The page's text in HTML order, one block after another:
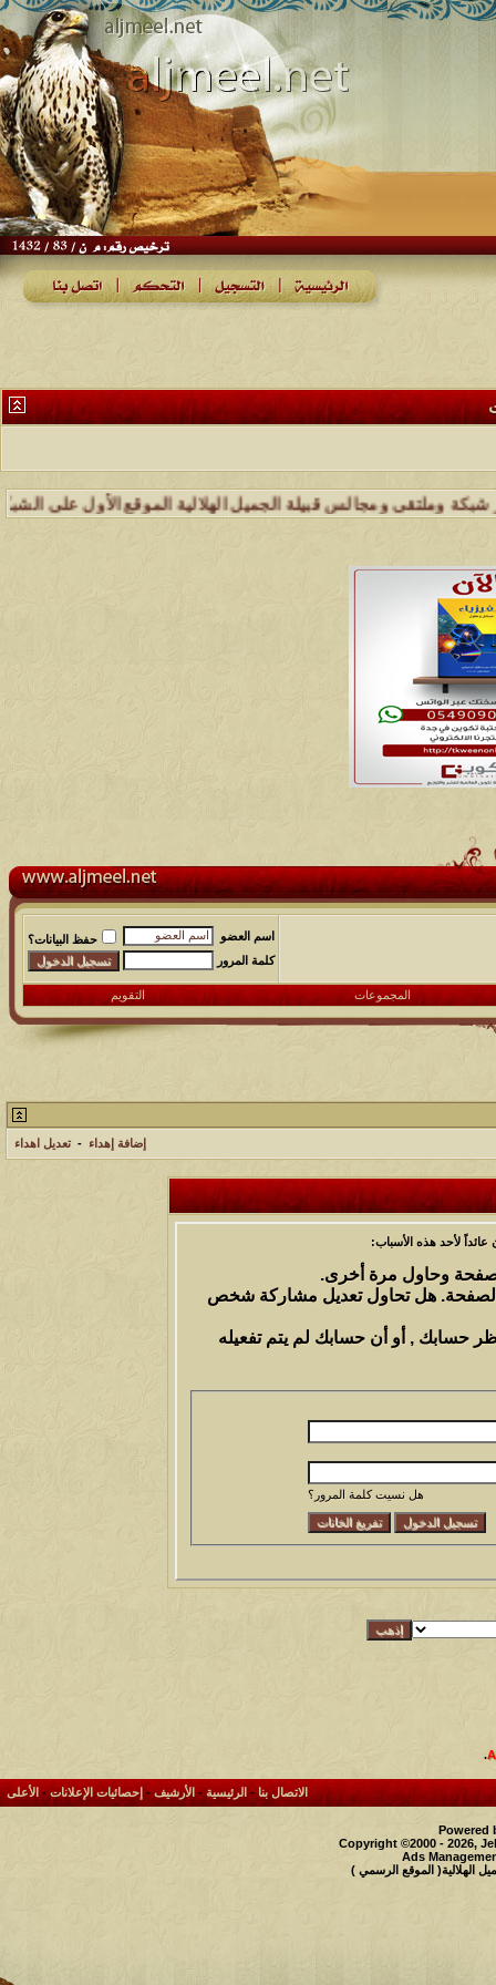
ومجالس قبيلة الجميل الهلالية الموقع الأول على الشبكة
اسم العضو
حفظ البيانات؟
كلمة المرور
المجموعات التقويم
إضافة إهداء - تعديل اهداء
لأحد هذه الأسباب:
وحاول مرة أخرى.
الصفحة. هل تحاول تعديل مشاركة شخص
حسابك , أو أن حسابك لم يتم تفعيله
هل نسيت كلمة المرور؟
.
الاتصال بنا- الرئيسية-الأرشيف- إحصائيات الإعلانات- الأعلى
Powered
Copyright ©2000 - 2026,
Ads
الهلالية( الموقع الرسمي )